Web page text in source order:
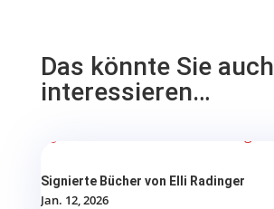
Das könnte Sie auch
interessieren…
Signierte Bücher von Elli Radinger
Jan. 12, 2026